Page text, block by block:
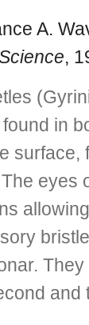
A.
,
in
eyes